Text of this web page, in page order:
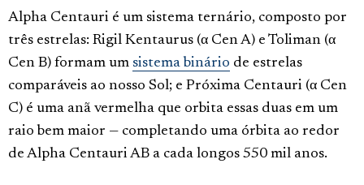
Alpha Centauri é um sistema ternário, composto por
três estrelas: Rigil Kentaurus (α Cen A) e Toliman (α
Cen B) formam um sistema binário de estrelas
comparáveis ao nosso Sol; e Próxima Centauri (α Cen
C) é uma anã vermelha que orbita essas duas em um
raio bem maior — completando uma órbita ao redor
de Alpha Centauri AB a cada longos 550 mil anos.